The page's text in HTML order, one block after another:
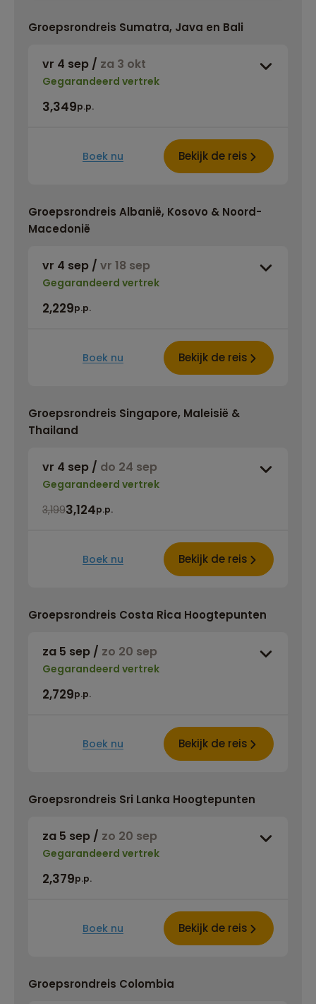
Groepsrondreis Sumatra, Java en Bali
vr 4 sep / za 3 okt
Gegarandeerd vertrek
3,349p.p.
Boek nu Bekijk de reis
Groepsrondreis Albanië, Kosovo & Noord-
Macedonië
vr 4 sep / vr 18 sep
Gegarandeerd vertrek
2,229p.p.
Boek nu Bekijk de reis
Groepsrondreis Singapore, Maleisië &
Thailand
vr 4 sep / do 24 sep
Gegarandeerd vertrek
3,1993,124p.p.
Boek nu Bekijk de reis
Groepsrondreis Costa Rica Hoogtepunten
za 5 sep / zo 20 sep
Gegarandeerd vertrek
2,729p.p.
Boek nu Bekijk de reis
Groepsrondreis Sri Lanka Hoogtepunten
za 5 sep / zo 20 sep
Gegarandeerd vertrek
2,379p.p.
Boek nu Bekijk de reis
Groepsrondreis Colombia